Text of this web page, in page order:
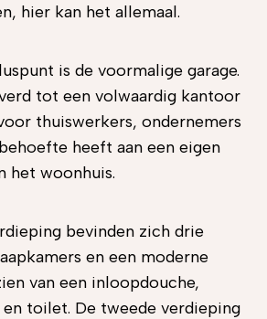
hier kan het allemaal.
is de voormalige garage.
tot een volwaardig kantoor
thuiswerkers, ondernemers
heeft aan een eigen
het woonhuis.
bevinden zich drie
en een moderne
van een inloopdouche,
toilet. De tweede verdieping